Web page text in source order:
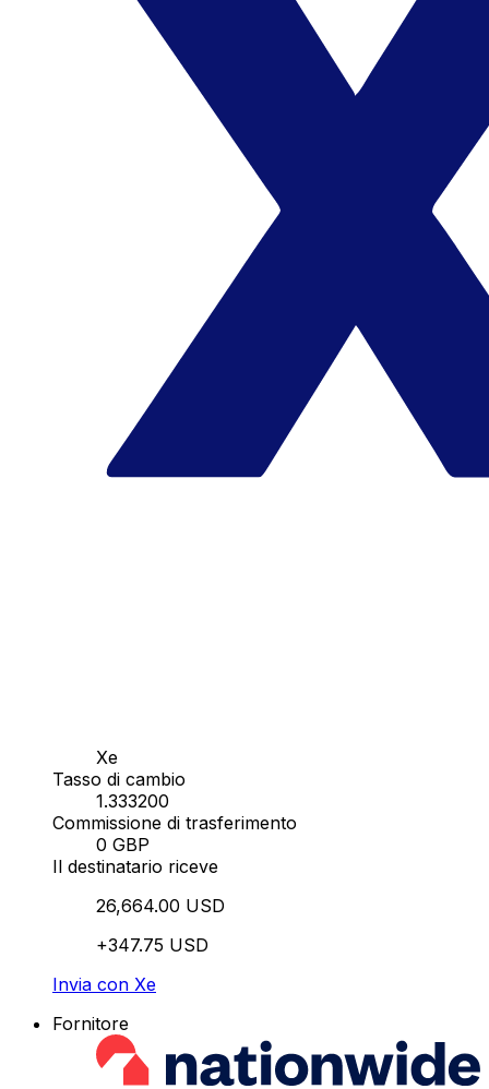
Xe
Tasso di cambio
1.333200
Commissione di trasferimento
0 GBP
Il destinatario riceve
26,664.00 USD
+347.75 USD
Invia con Xe
Fornitore